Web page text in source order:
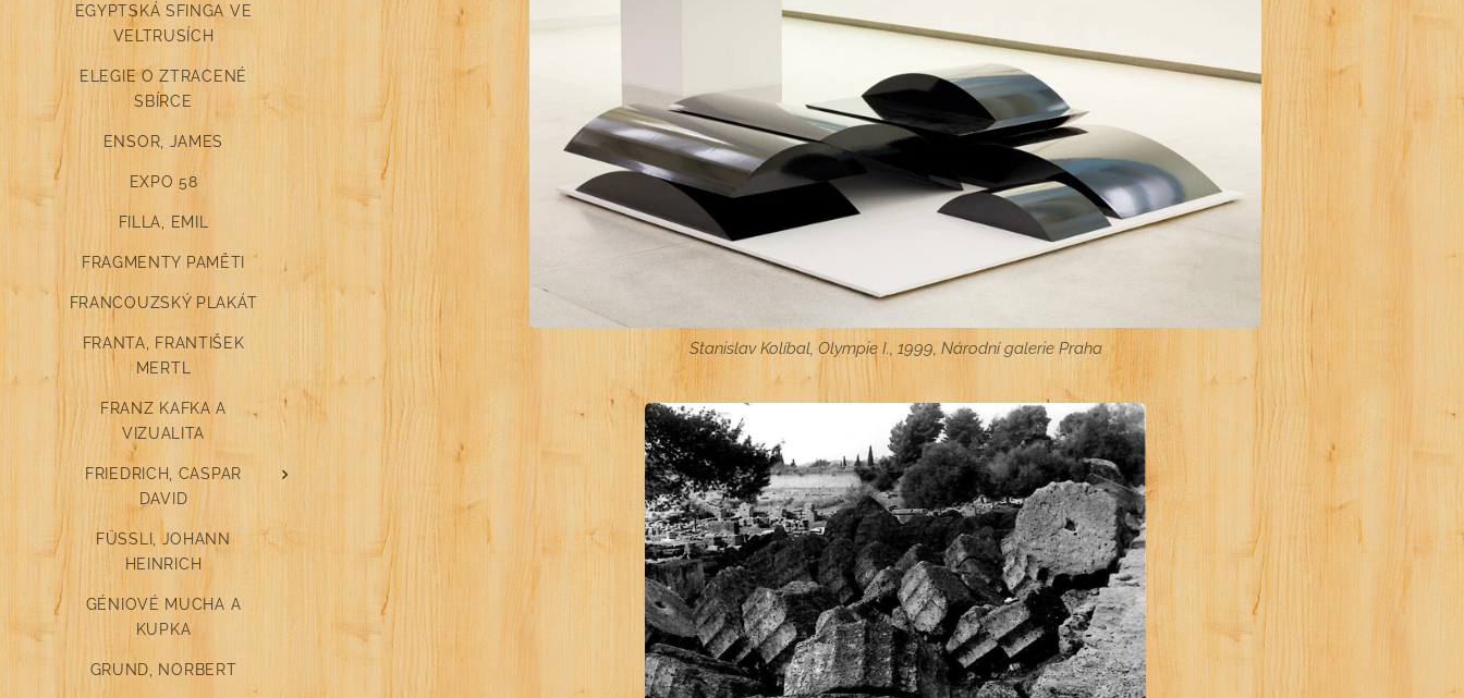
EGYPTSKÁ SFINGA VE
VELTRUSÍCH
ELEGIE O ZTRACENÉ
SBÍRCE
ENSOR, JAMES
EXPO 58
FILLA, EMIL
FRAGMENTY PAMĚTI
FRANCOUZSKÝ PLAKÁT
FRANTA, FRANTIŠEK
MERTL
FRANZ KAFKA A
VIZUALITA
FRIEDRICH, CASPAR
DAVID
FÜSSLI, JOHANN
HEINRICH
GÉNIOVÉ MUCHA A
KUPKA
GRUND, NORBERT
Stanislav Kolíbal, Olympie I., 1999, Národní galerie Praha